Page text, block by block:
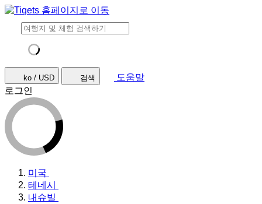
ko / USD 검색
도움말
로그인
미국
테네시
내슈빌